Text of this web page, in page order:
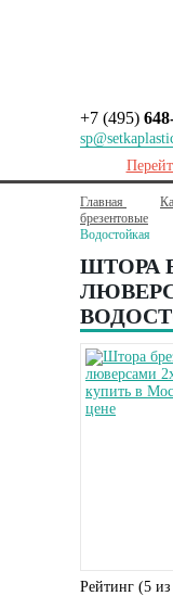
+7 (495)
Главная
брезентовые
Водостойкая
ШТОРА
Рейтинг (5 из